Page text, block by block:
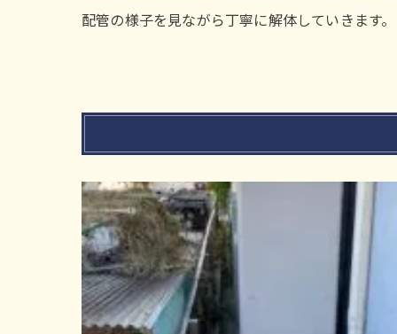
配管の様子を見ながら丁寧に解体していきます。